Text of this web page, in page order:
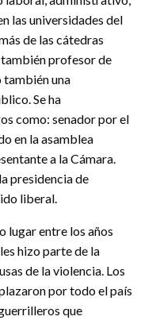
las universidades del
de las cátedras
profesor de
una
Se ha
como: senador por el
en la asamblea
a la Cámara.
presidencia de
liberal.
lugar entre los años
hizo parte de la
de la violencia. Los
por todo el país
que